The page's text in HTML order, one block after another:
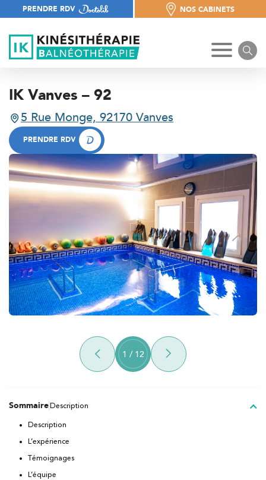
PRENDRE RDV
NOS CABINETS
NOS CABINETS
IK Vanves – 92
5 Rue Monge, 92170 Vanves
5 Rue Monge, 92170 Vanves
PRENDRE RDV
1 / 12
SommaireDescription
Description
L’expérience
Témoignages
L’équipe